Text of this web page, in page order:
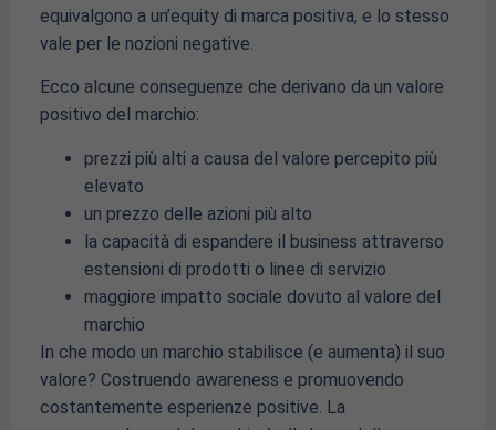
equivalgono a un’equity di marca positiva, e lo stesso
vale per le nozioni negative.
Ecco alcune conseguenze che derivano da un valore
positivo del marchio:
prezzi più alti a causa del valore percepito più
elevato
un prezzo delle azioni più alto
la capacità di espandere il business attraverso
estensioni di prodotti o linee di servizio
maggiore impatto sociale dovuto al valore del
marchio
In che modo un marchio stabilisce (e aumenta) il suo
valore? Costruendo awareness e promuovendo
costantemente esperienze positive. La